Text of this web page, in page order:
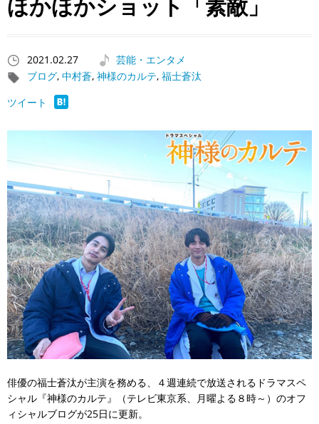
ほかほかショット「素敵」
2021.02.27
芸能・エンタメ
ブログ, 中村蒼, 神様のカルテ, 福士蒼汰
ツイート
俳優の福士蒼汰が主演を務める、４週連続で放送されるドラマスペ
シャル『神様のカルテ』（テレビ東京系、月曜よる８時～）のオフ
ィシャルブログが25日に更新。